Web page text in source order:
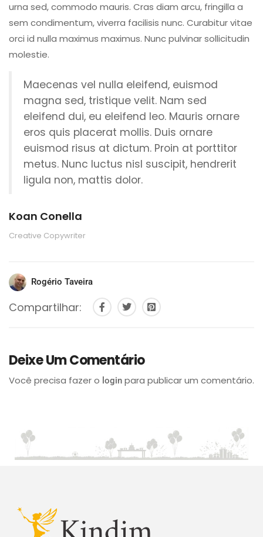
urna sed, commodo mauris. Cras diam arcu, fringilla a
sem condimentum, viverra facilisis nunc. Curabitur vitae
orci id nulla maximus maximus. Nunc pulvinar sollicitudin
molestie.
Maecenas vel nulla eleifend, euismod
magna sed, tristique velit. Nam sed
eleifend dui, eu eleifend leo. Mauris ornare
eros quis placerat mollis. Duis ornare
euismod risus at dictum. Proin at porttitor
metus. Nunc luctus nisl suscipit, hendrerit
ligula non, mattis dolor.
Koan Conella
Creative Copywriter
Rogério Taveira
Compartilhar:
Deixe Um Comentário
Você precisa fazer o login para publicar um comentário.